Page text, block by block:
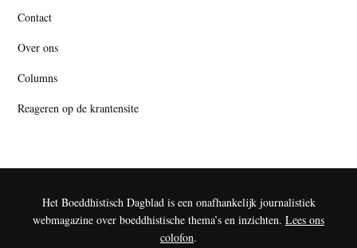
Contact
Over ons
Columns
Reageren op de krantensite
Het Boeddhistisch Dagblad is een onafhankelijk journalistiek
webmagazine over boeddhistische thema’s en inzichten. Lees ons
colofon.